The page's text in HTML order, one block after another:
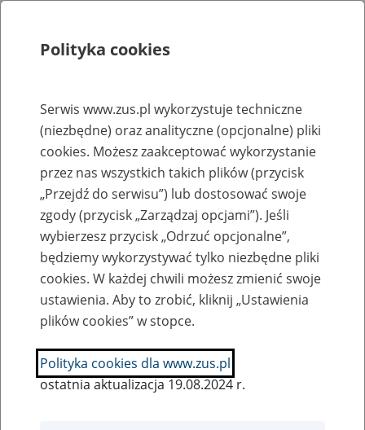
Rejestry, ewidencje i archiwa
Baza zlikwidowanych lub
przekształconych zakładów pracy
Nazwa zakładu pracy:
SZUKAJ
Polityka cookies
Serwis www.zus.pl wykorzystuje techniczne
(niezbędne) oraz analityczne (opcjonalne) pliki
cookies. Możesz zaakceptować wykorzystanie
przez nas wszystkich takich plików (przycisk
„Przejdź do serwisu”) lub dostosować swoje
zgody (przycisk „Zarządzaj opcjami”). Jeśli
wybierzesz przycisk „Odrzuć opcjonalne”,
będziemy wykorzystywać tylko niezbędne pliki
cookies. W każdej chwili możesz zmienić swoje
ustawienia. Aby to zrobić, kliknij „Ustawienia
plików cookies” w stopce.
Polityka cookies dla www.zus.pl
ostatnia aktualizacja 19.08.2024 r.